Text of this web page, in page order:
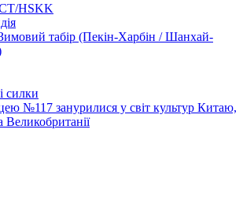
HSKK
табір (Пекін-Харбін / Шанхай-
силки
№117 занурилися у світ культур Китаю,
Великобританії